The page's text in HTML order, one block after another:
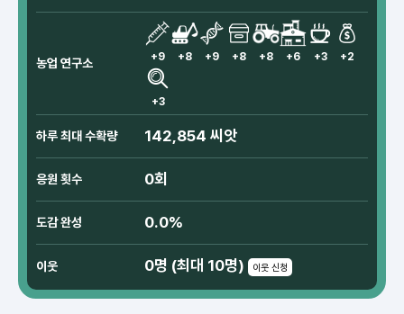
농업 연구소 +9 +8 +9 +8 +8 +6 +3 +2
+3
하루 최대 수확량 142,854 씨앗
응원 횟수 0회
도감 완성 0.0%
이웃 0명 (최대 10명) 이웃 신청